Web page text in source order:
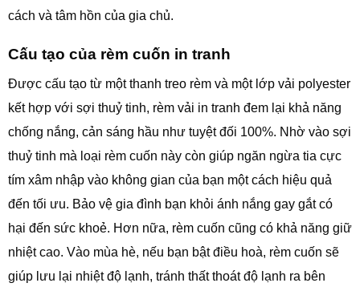
cách và tâm hồn của gia chủ.
Cấu tạo của rèm cuốn in tranh
Được cấu tạo từ một thanh treo rèm và một lớp vải polyester
kết hợp với sợi thuỷ tinh, rèm vải in tranh đem lại khả năng
chống nắng, cản sáng hầu như tuyệt đối 100%. Nhờ vào sợi
thuỷ tinh mà loại rèm cuốn này còn giúp ngăn ngừa tia cực
tím xâm nhập vào không gian của bạn một cách hiệu quả
đến tối ưu. Bảo vệ gia đình bạn khỏi ánh nắng gay gắt có
hại đến sức khoẻ. Hơn nữa, rèm cuốn cũng có khả năng giữ
nhiệt cao. Vào mùa hè, nếu bạn bật điều hoà, rèm cuốn sẽ
giúp lưu lại nhiệt độ lạnh, tránh thất thoát độ lạnh ra bên